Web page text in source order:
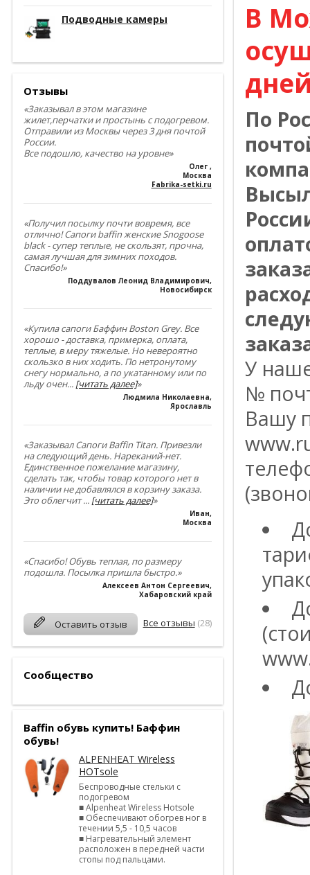
Подводные камеры
Отзывы
«Заказывал в этом магазине
жилет,перчатки и простынь с подогревом.
Отправили из Москвы через 3 дня почтой
России.
Все подошло, качество на уровне»
Олег ,
Москва
Fabrika-setki.ru
«Получил посылку почти вовремя, все
отлично! Сапоги baffin женские Snogoose
black - супер теплые, не скользят, прочна,
самая лучшая для зимних походов.
Спасибо!»
Поддувалов Леонид Владимирович,
Новосибирск
«Купила сапоги Баффин Boston Grey. Все
хорошо - доставка, примерка, оплата,
теплые, в меру тяжелые. Но невероятно
скользко в них ходить. По нетронутому
снегу нормально, а по укатанному или по
льду очен... [читать далее]»
Людмила Николаевна,
Ярославль
«Заказывал Сапоги Baffin Titan. Привезли
на следующий день. Нареканий-нет.
Единственное пожелание магазину,
сделать так, чтобы товар которого нет в
наличии не добавлялся в корзину заказа.
Это облегчит... [читать далее]»
Иван,
Москва
«Спасибо! Обувь теплая, по размеру
подошла. Посылка пришла быстро.»
Алексеев Антон Сергеевич,
Хабаровский край
Оставить отзыв Все отзывы (28)
Сообщество
Baffin обувь купить! Баффин
обувь!
ALPENHEAT Wireless
HOTsole
Беспроводные стельки с
подогревом
■ Alpenheat Wireless Hotsole
■ Обеспечивают обогрев ног в
течении 5,5 - 10,5 часов
■ Нагревательный элемент
расположен в передней части
стопы под пальцами.
В
По
У
№
Вашу